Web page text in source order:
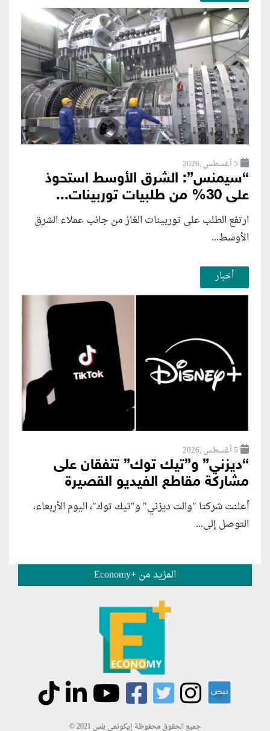
5 أغسطس ,2026
“سيمنس”: الشرق الأوسط استحوذ
على 30% من طلبيات توربينات...
ارتفع الطلب على توربينات الغاز من جانب عملاء الشرق
الأوسط...
أخبار
5 أغسطس ,2026
“ديزني” و”تيك توك” تتفقان على
مشاركة مقاطع الفيديو القصيرة
أعلنت شركتا "والت ديزني" و"تيك توك"، اليوم الأربعاء،
التوصل إلى...
المزيد من +Economy
جميع الحقوق محفوظة إيكونمي بلس 2021 ©